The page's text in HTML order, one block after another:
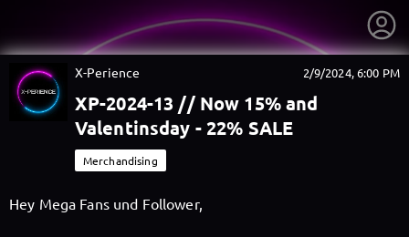
X-Perience 2/9/2024, 6:00 PM
XP-2024-13 // Now 15% and
Valentinsday - 22% SALE
Merchandising
Hey Mega Fans und Follower,